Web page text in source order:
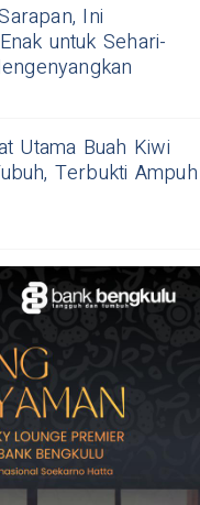
Ini
untuk Sehari-
Utama Buah Kiwi
Terbukti Ampuh